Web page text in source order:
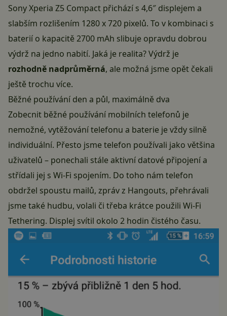
Sony Xperia Z5 Compact přichází s 4,6″ displejem a
slabším rozlišením 1280 x 720 pixelů. To v kombinaci s
baterií o kapacitě 2700 mAh slibuje opravdu dobrou
výdrž na jedno nabití. Jaká je realita? Výdrž je
rozhodně nadprůměrná, ale možná jsme opět čekali
ještě trochu více.
Běžné používání den a půl, maximálně dva
Zobecnit běžné používání mobilních telefonů je
nemožné, vytěžování telefonu a baterie je vždy silně
individuální. Přesto jsme telefon používali jako většina
uživatelů – ponechali stále aktivní datové připojení a
střídali jej s Wi-Fi spojením. Do toho nám telefon
obdržel spoustu mailů, zpráv z Hangouts, přehrávali
jsme také hudbu, volali či třeba krátce použili Wi-Fi
Tethering. Displej svítil okolo 2 hodin čistého času.